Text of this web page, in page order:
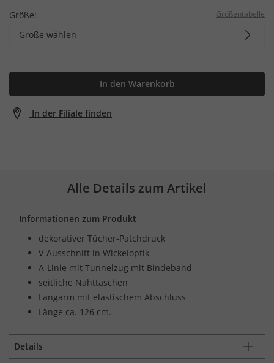
Größe: Größentabelle
Größe wählen
In den Warenkorb
In der Filiale finden
Alle Details zum Artikel
Informationen zum Produkt
dekorativer Tücher-Patchdruck
V-Ausschnitt in Wickeloptik
A-Linie mit Tunnelzug mit Bindeband
seitliche Nahttaschen
Langarm mit elastischem Abschluss
Länge ca. 126 cm.
Details